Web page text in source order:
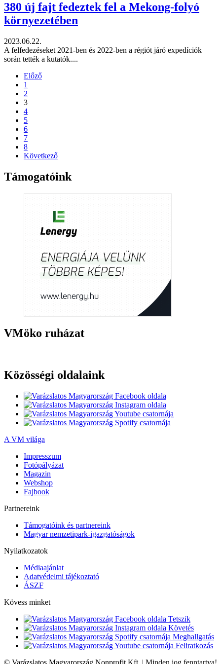
380 új fajt fedeztek fel a Mekong-folyó
környezetében
2023.06.22.
A felfedezéseket 2021-ben és 2022-ben a régiót járó expedíciók
során tették a kutatók....
Előző
1
2
3
4
5
6
7
8
Következő
Támogatóink
VMöko ruházat
Közösségi oldalaink
A VM világa
Impresszum
Fotópályázat
Magazin
Webshop
Fajbook
Partnereink
Támogatóink és partnereink
Magyar nemzetipark-igazgatóságok
Nyilatkozatok
Médiaajánlat
Adatvédelmi tájékoztató
ÁSZF
Kövess minket
Tetszik
Követés
Meghallgatás
Feliratkozás
© Varázslatos Magyarország Nonprofit Kft. | Minden jog fenntartva!